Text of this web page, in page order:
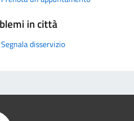
in città
Segnala disservizio